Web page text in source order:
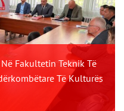
Fakultetin Teknik Të
Të Kulturës